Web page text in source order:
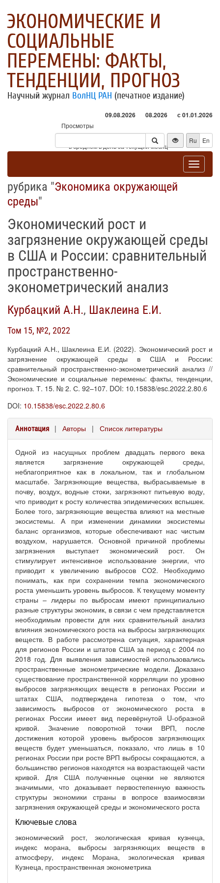
ЭКОНОМИЧЕСКИЕ И
СОЦИАЛЬНЫЕ
ПЕРЕМЕНЫ: ФАКТЫ,
ТЕНДЕНЦИИ, ПРОГНОЗ
Научный журнал ВолНЦ РАН (печатное издание)
09.08.2026 08.2026 с 01.01.2026
Просмотры
Посетители
* - в среднем в день за текущий месяц
Ru En
Toggle
рубрика "Экономика окружающей
среды"
Экономический рост и
загрязнение окружающей среды
в США и России: сравнительный
пространственно-
эконометрический анализ
Курбацкий А.Н., Шаклеина Е.И.
Том 15, №2, 2022
Курбацкий А.Н., Шаклеина Е.И. (2022). Экономический рост и
загрязнение окружающей среды в США и России:
сравнительный пространственно-эконометрический анализ //
Экономические и социальные перемены: факты, тенденции,
прогноз. Т. 15. № 2. С. 92–107. DOI: 10.15838/esc.2022.2.80.6
DOI: 10.15838/esc.2022.2.80.6
Аннотация | Авторы | Список литературы
Одной из насущных проблем двадцать первого века
является загрязнение окружающей среды,
неблагоприятное как в локальном, так и глобальном
масштабе. Загрязняющие вещества, выбрасываемые в
почву, воздух, водные стоки, загрязняют питьевую воду,
что приводит к росту количества эпидемических вспышек.
Более того, загрязняющие вещества влияют на местные
экосистемы. А при изменении динамики экосистемы
баланс организмов, которые обеспечивают нас чистым
воздухом, нарушается. Основной причиной проблемы
загрязнения выступает экономический рост. Он
стимулирует интенсивное использование энергии, что
приводит к увеличению выбросов СО2. Необходимо
понимать, как при сохранении темпа экономического
роста уменьшить уровень выбросов. К текущему моменту
страны – лидеры по выбросам имеют принципиально
разные структуры экономик, в связи с чем представляется
необходимым провести для них сравнительный анализ
влияния экономического роста на выбросы загрязняющих
веществ. В работе рассмотрена ситуация, характерная
для регионов России и штатов США за период с 2004 по
2018 год. Для выявления зависимостей использовались
пространственные эконометрические модели. Доказано
существование пространственной корреляции по уровню
выбросов загрязняющих веществ в регионах России и
штатах США, подтверждена гипотеза о том, что
зависимость выбросов от экономического роста в
регионах России имеет вид перевёрнутой U-образной
кривой. Значение поворотной точки ВРП, после
достижения которой уровень выбросов загрязняющих
веществ будет уменьшаться, показало, что лишь в 10
регионах России при росте ВРП выбросы сокращаются, а
большинство регионов находятся на возрастающей части
кривой. Для США полученные оценки не являются
значимыми, что доказывает первостепенную важность
структуры экономики страны в вопросе взаимосвязи
загрязнения окружающей среды и экономического роста
Ключевые слова
экономический рост, экологическая кривая кузнеца,
индекс морана, выбросы загрязняющих веществ в
атмосферу, индекс Морана, экологическая кривая
Кузнеца, пространственная эконометрика